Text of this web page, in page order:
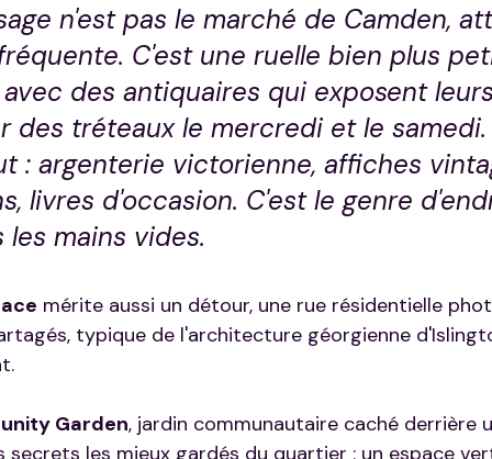
n'est pas le marché de Camden,
C'est une ruelle bien plus
des antiquaires qui exposent
des tréteaux le mercredi et le
: argenterie victorienne, affiches
livres d'occasion. C'est le genre
mains vides.
mérite aussi un détour, une rue résidentielle
typique de l'architecture géorgienne
Garden, jardin communautaire caché derrière
secrets les mieux gardés du quartier : un espace